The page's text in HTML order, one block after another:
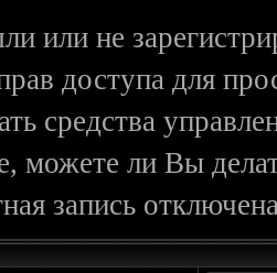
или не
доступа для
средства
можете ли Вы
запись